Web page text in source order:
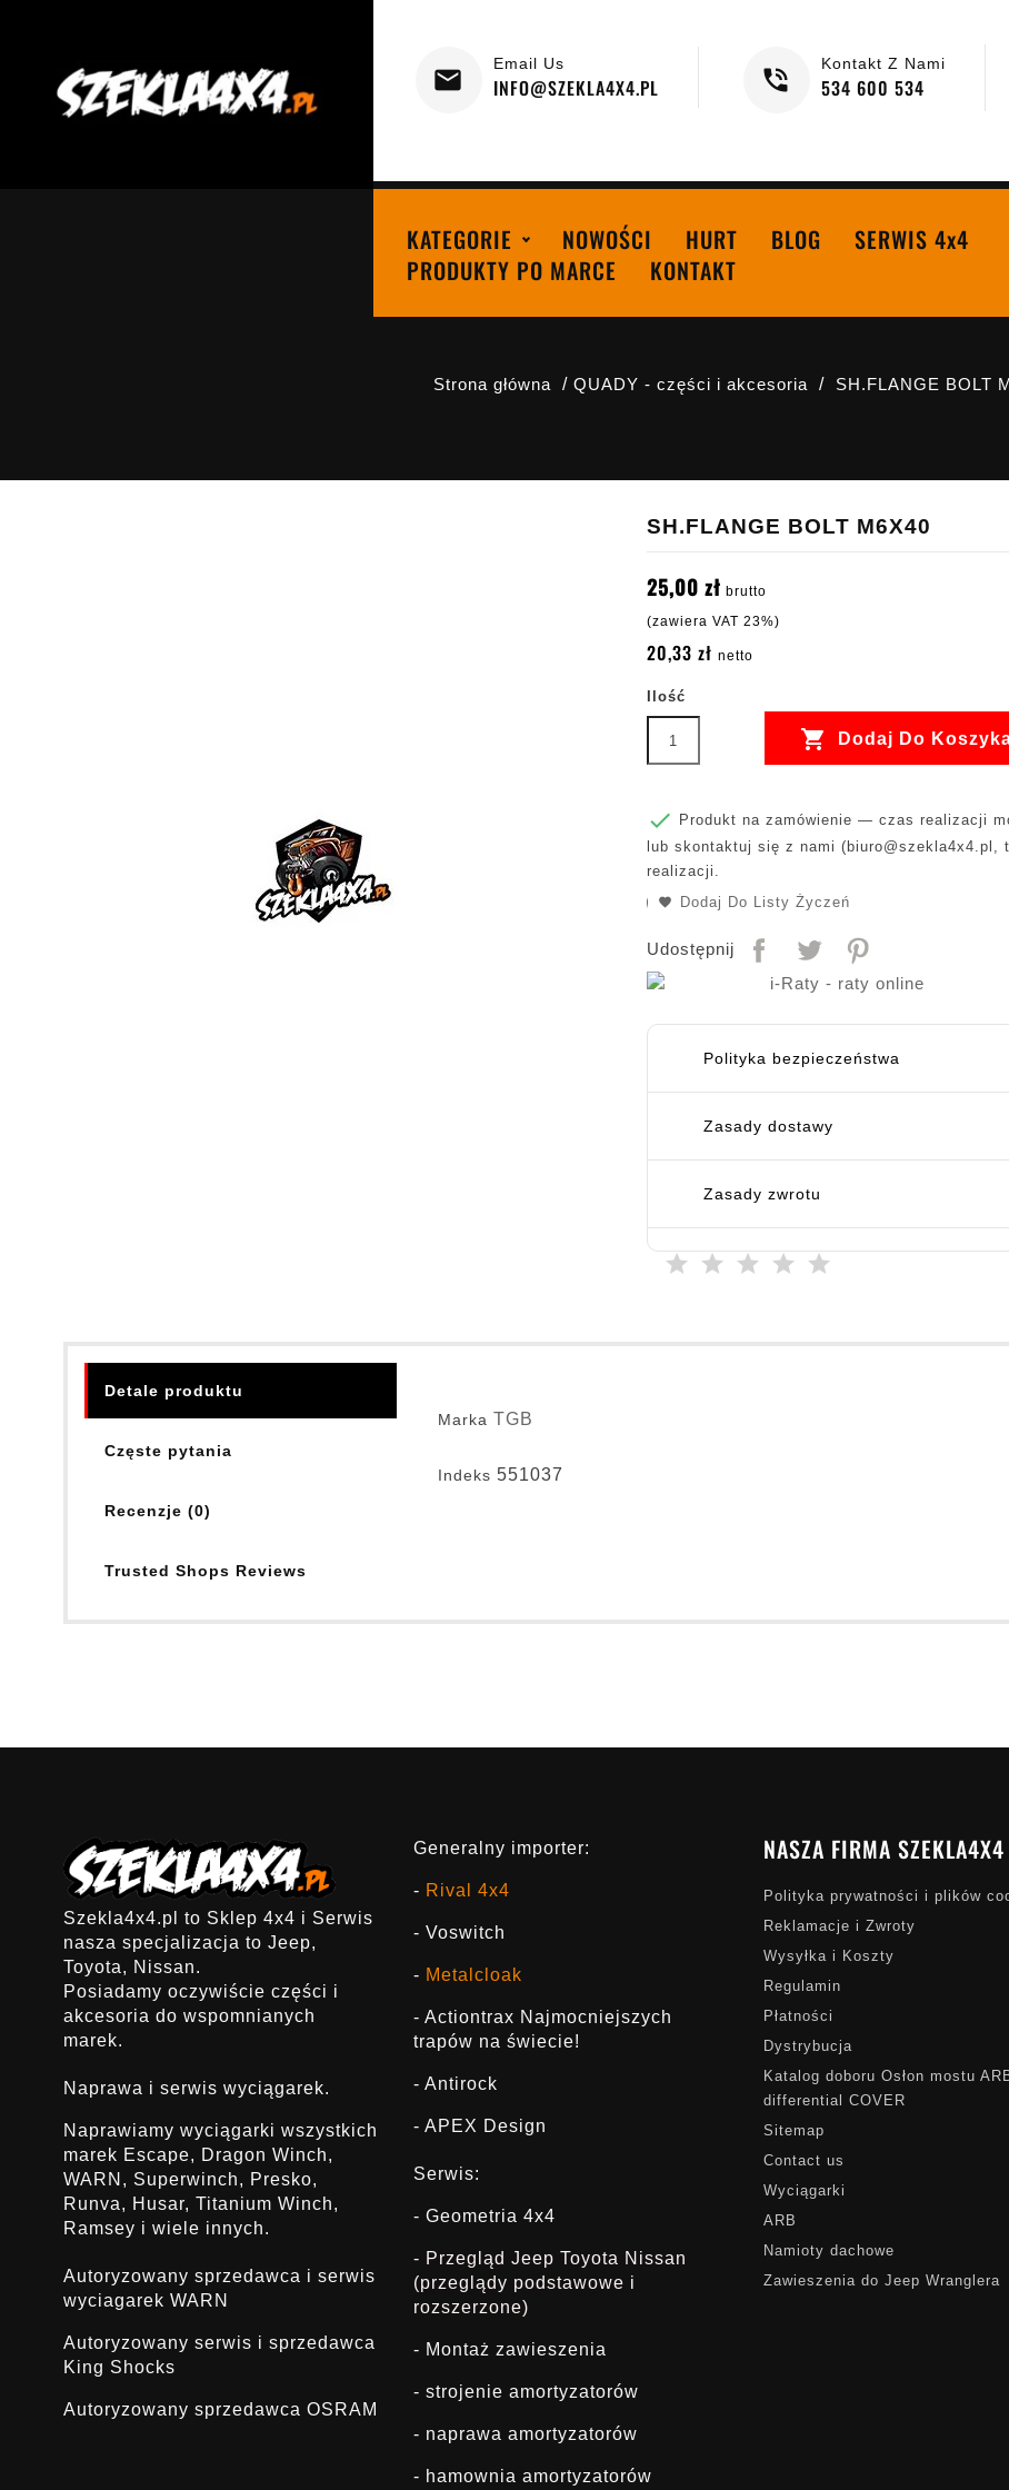
Kontakt Z Nami
534 600 534
Email Us
INFO@SZEKLA4X4.PL
KATEGORIE NOWOŚCI HURT BLOG
SERWIS 4x4
PRODUKTY PO MARCE
KONTAKT
Strona główna QUADY - części i akcesoria SH.FLANGE BOLT
SH.FLANGE BOLT M6X40
25,00 zł brutto
(zawiera VAT 23%)
20,33 zł netto
Ilość
 Dodaj Do

Produkt na zamówienie — czas realizacji
lub skontaktuj się z nami ( biuro@szekla4x4.pl ,
realizacji.
Dodaj Do Listy Życzeń
Udostępnij
Polityka bezpieczeństwa
Zasady dostawy
Zasady zwrotu
Detale produktu
Częste pytania
Recenzje (0)
Trusted Shops Reviews
Marka TGB
Indeks 551037
Szekla4x4.pl to Sklep 4x4 i Serwis
nasza specjalizacja to Jeep,
Toyota, Nissan.
Posiadamy oczywiście części i
akcesoria do wspomnianych
marek.
Naprawa i serwis wyciągarek.
Naprawiamy wyciągarki wszystkich
marek Escape, Dragon Winch,
WARN, Superwinch, Presko,
Runva, Husar, Titanium Winch,
Ramsey i wiele innych.
Autoryzowany sprzedawca i serwis
wyciagarek WARN
Autoryzowany serwis i sprzedawca
King Shocks
Autoryzowany sprzedawca OSRAM
Generalny importer:
- Rival 4x4
- Voswitch
- Metalcloak
- Actiontrax Najmocniejszych
trapów na świecie!
- Antirock
- APEX Design
Serwis:
- Geometria 4x4
- Przegląd Jeep Toyota Nissan
(przeglądy podstawowe i
rozszerzone)
- Montaż zawieszenia
- strojenie amortyzatorów
- naprawa amortyzatorów
- hamownia amortyzatorów
NASZA FIRMA SZEKLA4X4
Polityka prywatności i plików
Reklamacje i Zwroty
Wysyłka i Koszty
Regulamin
Płatności
Dystrybucja
Katalog doboru Osłon mostu
differential COVER
Sitemap
Contact us
Wyciągarki
ARB
Namioty dachowe
Zawieszenia do Jeep Wranglera